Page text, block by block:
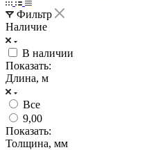
Фильтр
Наличие
В наличии
Показать:
Длина, м
Все
9,00
Показать:
Толщина, мм